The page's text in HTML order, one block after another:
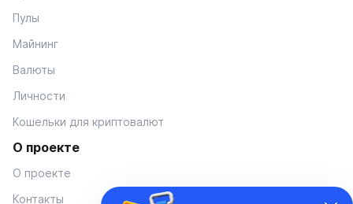
Пулы
Майнинг
Валюты
Личности
Кошельки для криптовалют
О проекте
О проекте
Контакты